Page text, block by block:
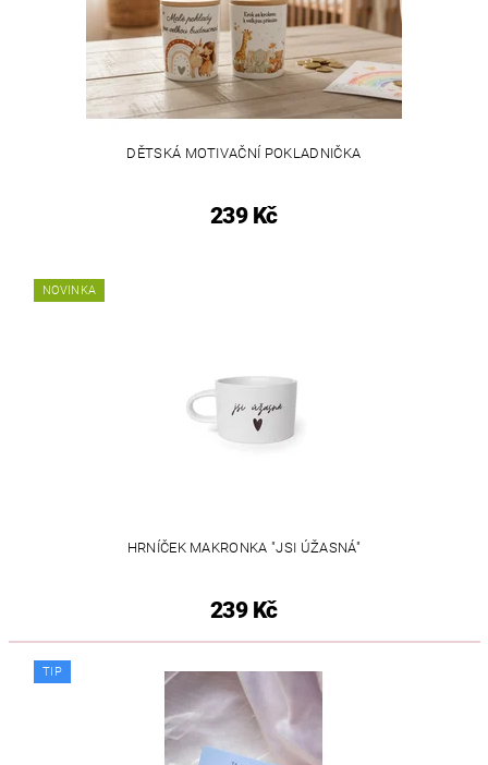
DĚTSKÁ MOTIVAČNÍ POKLADNIČKA
239 Kč
NOVINKA
HRNÍČEK MAKRONKA "JSI ÚŽASNÁ"
239 Kč
TIP